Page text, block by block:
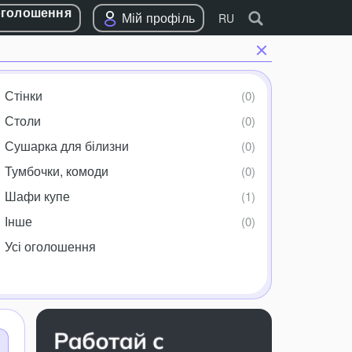
RU
Мій профіль
Стінки
Столи
Сушарка для білизни
Тумбочки, комоди
Шафи купе
Інше
Усі оголошення